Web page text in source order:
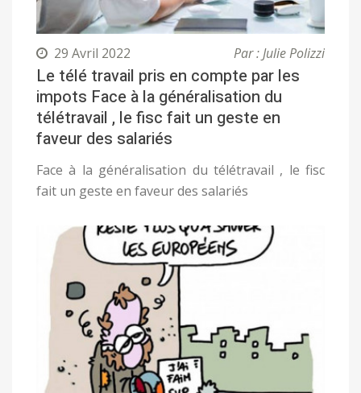
29 Avril 2022 Par : Julie Polizzi
Le télé travail pris en compte par les
impots Face à la généralisation du
télétravail , le fisc fait un geste en
faveur des salariés
Face à la généralisation du télétravail , le fisc
fait un geste en faveur des salariés